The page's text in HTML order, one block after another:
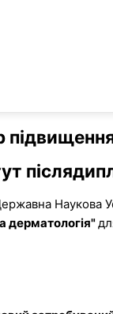
підвищення
Наукова
дерматологія"